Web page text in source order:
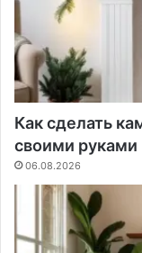
Как сделать
своими руками
06.08.2026